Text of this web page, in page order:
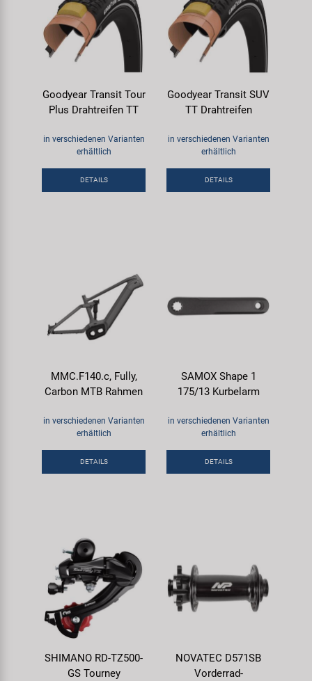
Goodyear Transit Tour
Plus Drahtreifen TT
in verschiedenen Varianten
erhältlich
DETAILS
Goodyear Transit SUV
TT Drahtreifen
in verschiedenen Varianten
erhältlich
DETAILS
MMC.F140.c, Fully,
Carbon MTB Rahmen
in verschiedenen Varianten
erhältlich
DETAILS
SAMOX Shape 1
175/13 Kurbelarm
in verschiedenen Varianten
erhältlich
DETAILS
SHIMANO RD-TZ500-
GS Tourney
NOVATEC D571SB
Vorderrad-